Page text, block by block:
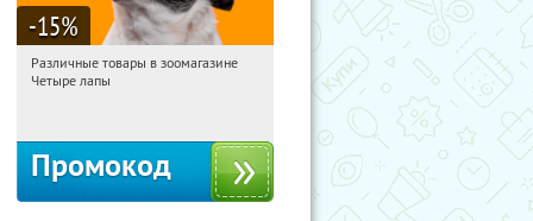
-15%
12:55:14
Получи первым!
Различные товары в зоомагазине
Четыре лапы
Промокод